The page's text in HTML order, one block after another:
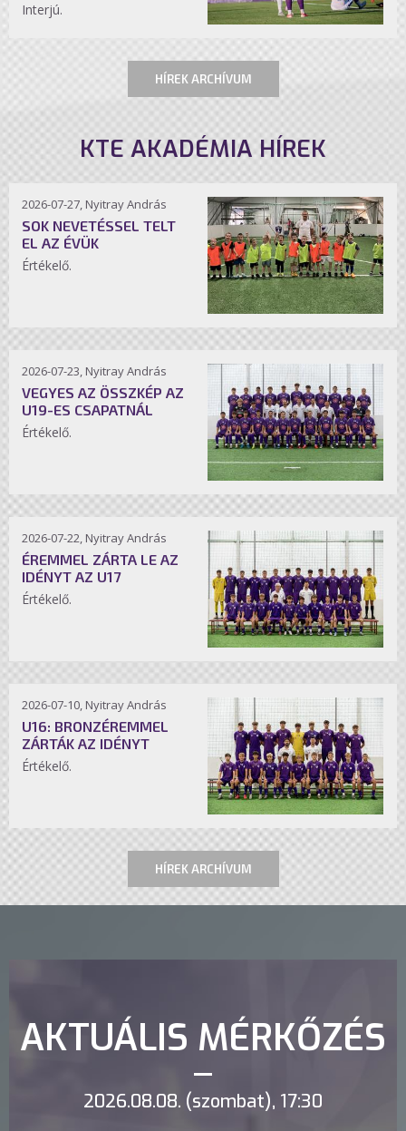
Interjú.
HÍREK ARCHÍVUM
KTE AKADÉMIA HÍREK
2026-07-27, Nyitray András
SOK NEVETÉSSEL TELT
EL AZ ÉVÜK
Értékelő.
2026-07-23, Nyitray András
VEGYES AZ ÖSSZKÉP AZ
U19-ES CSAPATNÁL
Értékelő.
2026-07-22, Nyitray András
ÉREMMEL ZÁRTA LE AZ
IDÉNYT AZ U17
Értékelő.
2026-07-10, Nyitray András
U16: BRONZÉREMMEL
ZÁRTÁK AZ IDÉNYT
Értékelő.
HÍREK ARCHÍVUM
AKTUÁLIS MÉRKŐZÉS
2026.08.08. (szombat), 17:30